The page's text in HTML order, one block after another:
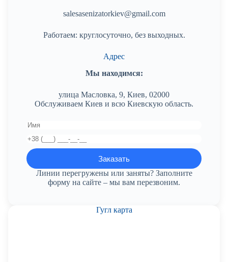
salesasenizatorkiev@gmail.com
Работаем: круглосуточно, без выходных.
Адрес
Мы находимся:
улица Масловка, 9, Киев, 02000
Обслуживаем Киев и всю Киевскую область.
Линии перегружены или заняты? Заполните
форму на сайте – мы вам перезвоним.
Гугл карта